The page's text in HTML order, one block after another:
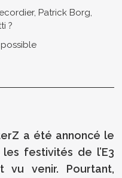
Patrick Borg,
?
a été annoncé le
festivités de l’E3
vu venir. Pourtant,